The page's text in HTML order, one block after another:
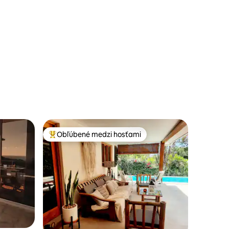
20
Najobľúbenejšie medzi hosťami
Obľúbené medzi hosťami